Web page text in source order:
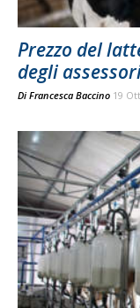
Prezzo del
degli
Di Francesca Baccino 19